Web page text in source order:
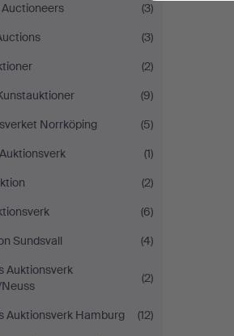
(3)
(3)
(2)
(9)
Norrköping
(5)
(1)
(2)
(6)
Sundsvall
(4)
Auktionsverk
(2)
Auktionsverk Hamburg
(12)